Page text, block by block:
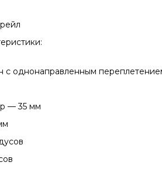
однонаправленным
— 35 мм